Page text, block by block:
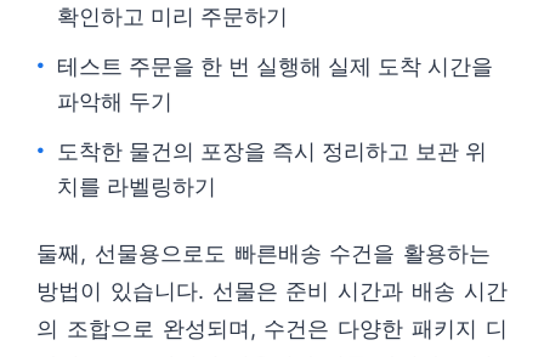
확인하고 미리 주문하기
테스트 주문을 한 번 실행해 실제 도착 시간을
파악해 두기
도착한 물건의 포장을 즉시 정리하고 보관 위
치를 라벨링하기
둘째, 선물용으로도 빠른배송 수건을 활용하는
방법이 있습니다. 선물은 준비 시간과 배송 시간
의 조합으로 완성되며, 수건은 다양한 패키지 디